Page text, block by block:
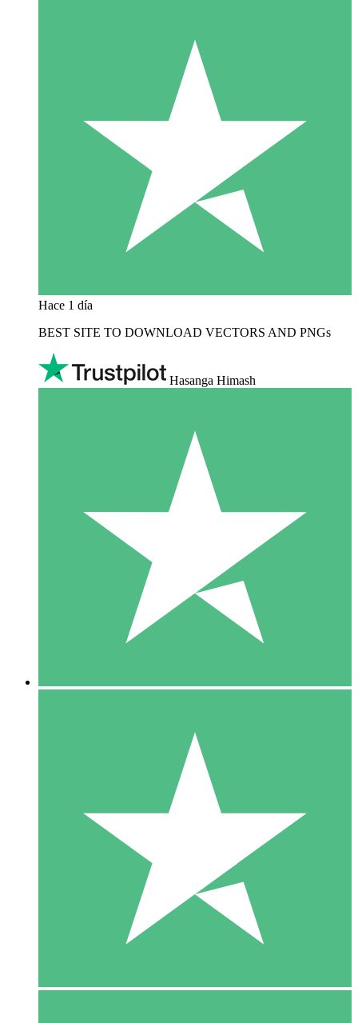
Hace 1 día
BEST SITE TO DOWNLOAD VECTORS AND PNGs
Hasanga Himash